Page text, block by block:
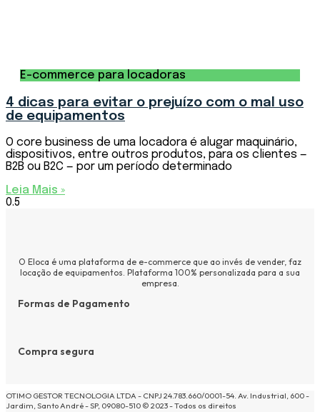
E-commerce para locadoras
4 dicas para evitar o prejuízo com o mal uso
de equipamentos
O core business de uma locadora é alugar maquinário,
dispositivos, entre outros produtos, para os clientes —
B2B ou B2C — por um período determinado
Leia Mais »
O Eloca é uma plataforma de e-commerce que ao invés de vender, faz
locação de equipamentos. Plataforma 100% personalizada para a sua
empresa.
Formas de Pagamento
Compra segura
OTIMO GESTOR TECNOLOGIA LTDA - CNPJ 24.783.660/0001-54. Av. Industrial, 600 -
Jardim, Santo André - SP, 09080-510 © 2023 - Todos os direitos